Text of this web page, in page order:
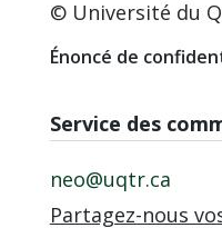
© Université du
Énoncé de
Service des
neo@uqtr.ca
Partagez-nous